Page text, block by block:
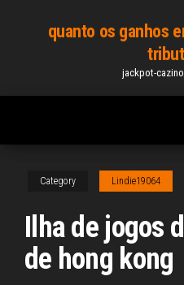
quanto os ganhos
jackpot-
Category Lindie19064
Ilha de jogos
de hong kong